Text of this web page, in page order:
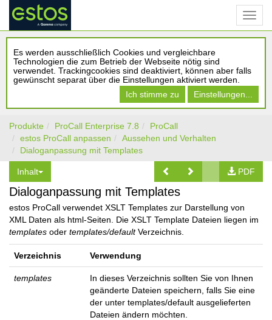
Es werden ausschließlich Cookies und vergleichbare
Technologien die zum Betrieb der Webseite nötig sind
verwendet. Trackingcookies sind deaktiviert, können aber falls
gewünscht separat über die Einstellungen aktiviert werden.
Ich stimme zu
Einstellungen...
Produkte ProCall Enterprise 7.8
ProCall
estos ProCall anpassen
Aussehen und Verhalten
Dialoganpassung mit Templates
Inhalt PDF
Dialoganpassung mit Templates
estos ProCall verwendet XSLT Templates zur Darstellung von
XML Daten als html-Seiten. Die XSLT Template Dateien liegen im
templates oder templates/defaultVerzeichnis.
Verzeichnis Verwendung
templates
In dieses Verzeichnis sollten Sie von Ihnen
geänderte Dateien speichern, falls Sie eine
der unter templates/default ausgelieferten
Dateien ändern möchten.